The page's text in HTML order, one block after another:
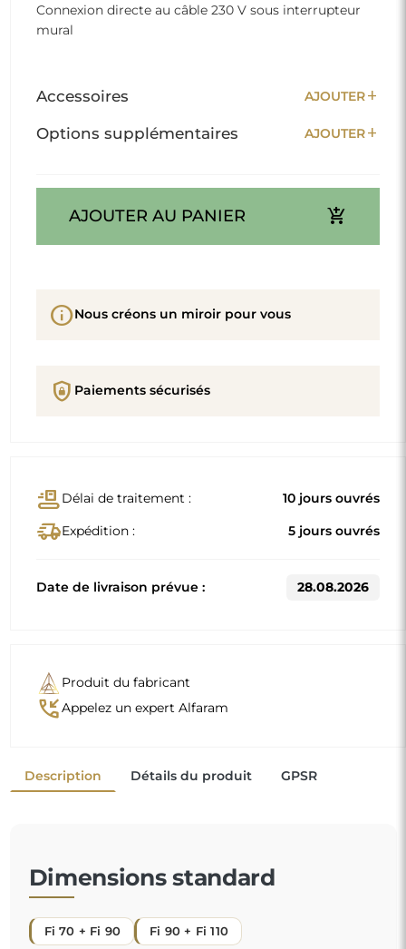
Connexion directe au câble 230 V sous interrupteur
mural
Accessoires AJOUTERadd
Options supplémentaires AJOUTERadd
AJOUTER AU PANIER add_shopping_cart
infoNous créons un miroir pour vous
shield_lock Paiements sécurisés
conveyor_beltDélai de traitement : 10 jours ouvrés
delivery_truck_speedExpédition : 5 jours ouvrés
Date de livraison prévue : 28.08.2026
Produit du fabricant
phone_callbackAppelez un expert Alfaram
Description Détails du produit GPSR
Dimensions standard
Fi 70 + Fi 90 Fi 90 + Fi 110